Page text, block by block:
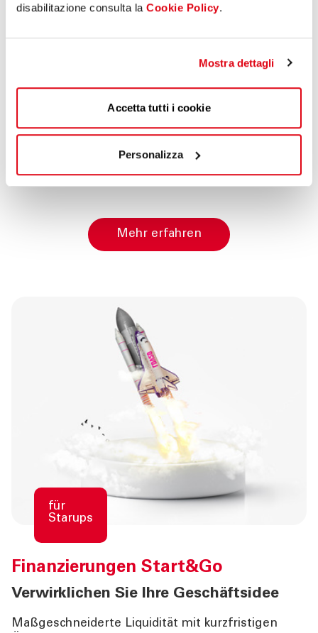
disabilitazione consulta la Cookie Policy.
Mostra dettagli
Accetta tutti i cookie
Personalizza
Beitrag
Begünstigte Finanzierung mit einem öffentlichen
und das Wachstum Ihres Unternehmens.
Mehr erfahren
für
Starups
Finanzierungen Start&Go
Verwirklichen Sie Ihre Geschäftsidee
Maßgeschneiderte Liquidität mit kurzfristigen